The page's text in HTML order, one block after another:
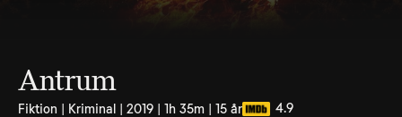
Antrum
Fiktion | Kriminal | 2019 | 1h 35m | 15 år 4.9